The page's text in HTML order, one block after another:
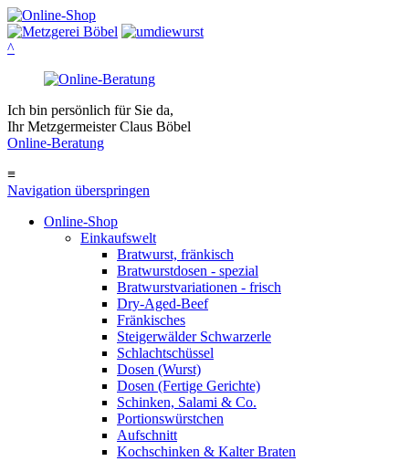
^
Ich bin persönlich für Sie da,
Ihr Metzgermeister Claus Böbel
Online-Beratung
≡
Navigation überspringen
Online-Shop
Einkaufswelt
Bratwurst, fränkisch
Bratwurst­dosen - spezial
Bratwurst­variationen - frisch
Dry-Aged-Beef
Fränkisches
Steigerwälder Schwarzerle
Schlacht­schüssel
Dosen (Wurst)
Dosen (Fertige Gerichte)
Schinken, Salami & Co.
Portions­würstchen
Aufschnitt
Kochschinken & Kalter Braten